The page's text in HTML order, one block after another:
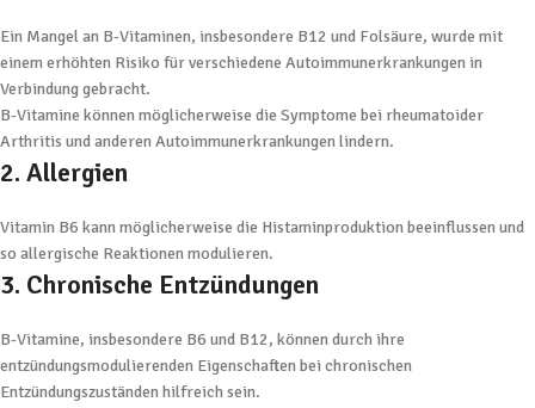
Ein Mangel an B-Vitaminen, insbesondere B12 und Folsäure, wurde mit
einem erhöhten Risiko für verschiedene Autoimmunerkrankungen in
Verbindung gebracht.
B-Vitamine können möglicherweise die Symptome bei rheumatoider
Arthritis und anderen Autoimmunerkrankungen lindern.
2. Allergien
Vitamin B6 kann möglicherweise die Histaminproduktion beeinflussen und
so allergische Reaktionen modulieren.
3. Chronische Entzündungen
B-Vitamine, insbesondere B6 und B12, können durch ihre
entzündungsmodulierenden Eigenschaften bei chronischen
Entzündungszuständen hilfreich sein.